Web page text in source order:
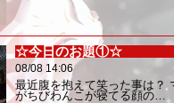
☆今日のお題①☆
08/08 14:06
最近腹を抱えて笑った事は？
がちびわんこが寝てる顔の…